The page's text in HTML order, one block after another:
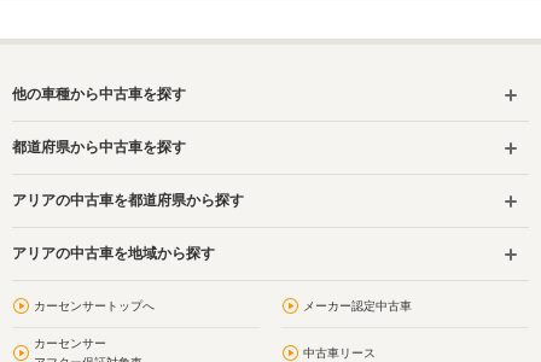
他の車種から中古車を探す
都道府県から中古車を探す
アリアの中古車を都道府県から探す
アリアの中古車を地域から探す
カーセンサートップへ メーカー認定中古車
カーセンサー
中古車リース